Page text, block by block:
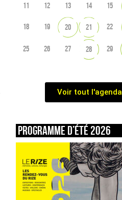
11 12 13 14 15
18 19 20 21 22
25 26 27 28 29
Voir tout l'agenda
Programme d’été 2026